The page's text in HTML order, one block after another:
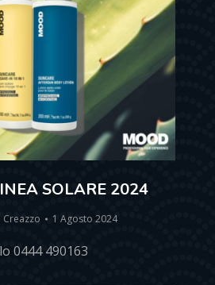
SOLARE 2024
Creazzo 1 Agosto 2024
0444 490163